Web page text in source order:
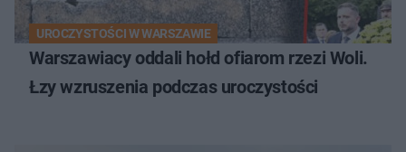
UROCZYSTOŚCI W WARSZAWIE
Warszawiacy oddali hołd ofiarom rzezi Woli.
Łzy wzruszenia podczas uroczystości